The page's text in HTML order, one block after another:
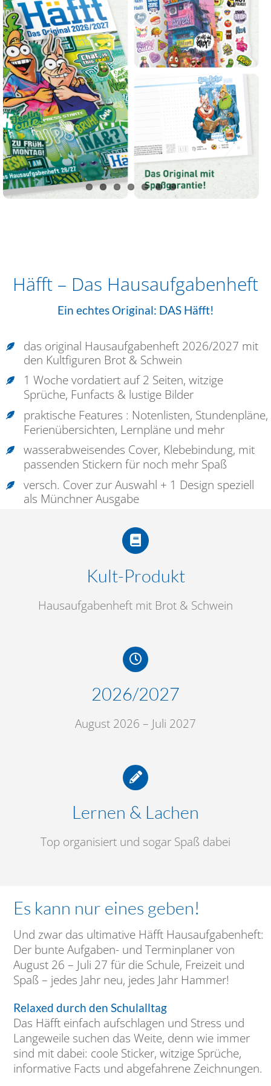
Häfft – Das Hausaufgabenheft
Ein echtes Original: DAS Häfft!
das original Hausaufgabenheft 2026/2027 mit
den Kultfiguren Brot & Schwein
1 Woche vordatiert auf 2 Seiten, witzige
Sprüche, Funfacts & lustige Bilder
praktische Features : Notenlisten, Stundenpläne,
Ferienübersichten, Lernpläne und mehr
wasserabweisendes Cover, Klebebindung, mit
passenden Stickern für noch mehr Spaß
versch. Cover zur Auswahl + 1 Design speziell
als Münchner Ausgabe
Kult-Produkt
Hausaufgabenheft mit Brot & Schwein
2026/2027
August 2026 – Juli 2027
Lernen & Lachen
Top organisiert und sogar Spaß dabei
Es kann nur eines geben!
Und zwar das ultimative Häfft Hausaufgabenheft:
Der bunte Aufgaben- und Terminplaner von
August 26 – Juli 27 für die Schule, Freizeit und
Spaß – jedes Jahr neu, jedes Jahr Hammer!
Relaxed durch den Schulalltag
Das Häfft einfach aufschlagen und Stress und
Langeweile suchen das Weite, denn wie immer
sind mit dabei: coole Sticker, witzige Sprüche,
informative Facts und abgefahrene Zeichnungen.